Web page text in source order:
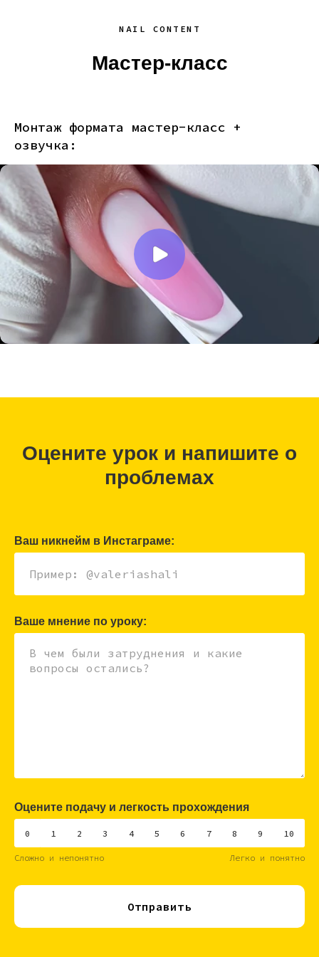
NAIL CONTENT
Мастер-класс
Монтаж формата мастер-класс +
озвучка:
Оцените урок и напишите о
проблемах
Ваш никнейм в Инстаграме:
Ваше мнение по уроку:
Оцените подачу и легкость прохождения
0 1 2 3 4 5 6 7 8 9 10
Сложно и непонятно Легко и понятно
Отправить